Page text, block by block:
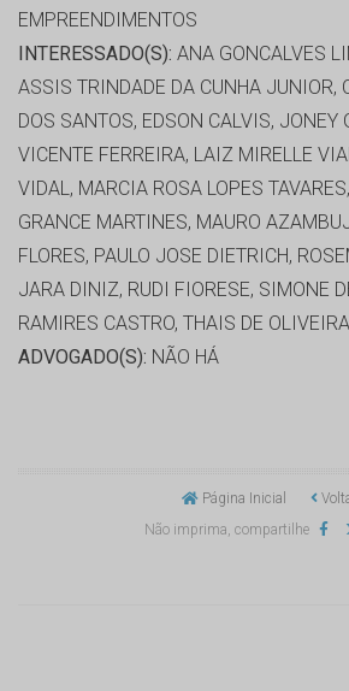
EMPREENDIMENTOS
INTERESSADO(S): ANA GONCALVES
ASSIS TRINDADE DA CUNHA JUNIOR,
DOS SANTOS, EDSON CALVIS, JONEY
VICENTE FERREIRA, LAIZ MIRELLE
VIDAL, MARCIA ROSA LOPES
GRANCE MARTINES, MAURO
FLORES, PAULO JOSE DIETRICH,
JARA DINIZ, RUDI FIORESE, SIMONE
RAMIRES CASTRO, THAIS DE OLIVEIRA
ADVOGADO(S): NÃO HÁ
Página Inicial
Não imprima, compartilhe